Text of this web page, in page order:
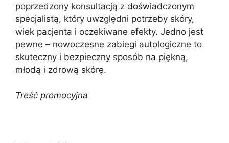
poprzedzony konsultacją z doświadczonym
specjalistą, który uwzględni potrzeby skóry,
wiek pacjenta i oczekiwane efekty. Jedno jest
pewne – nowoczesne zabiegi autologiczne to
skuteczny i bezpieczny sposób na piękną,
młodą i zdrową skórę.
Treść promocyjna